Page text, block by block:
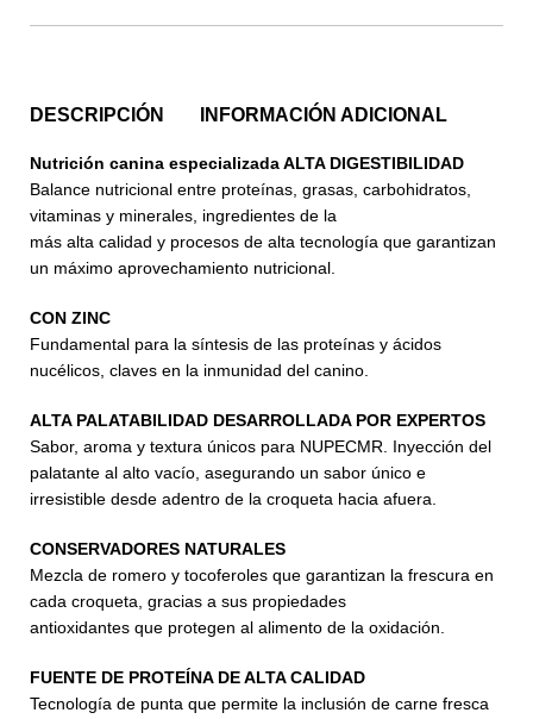
DESCRIPCIÓN INFORMACIÓN ADICIONAL
Nutrición canina especializada ALTA DIGESTIBILIDAD
Balance nutricional entre proteínas, grasas, carbohidratos,
vitaminas y minerales, ingredientes de la
más alta calidad y procesos de alta tecnología que garantizan
un máximo aprovechamiento nutricional.
CON ZINC
Fundamental para la síntesis de las proteínas y ácidos
nucélicos, claves en la inmunidad del canino.
ALTA PALATABILIDAD DESARROLLADA POR EXPERTOS
Sabor, aroma y textura únicos para NUPECMR. Inyección del
palatante al alto vacío, asegurando un sabor único e
irresistible desde adentro de la croqueta hacia afuera.
CONSERVADORES NATURALES
Mezcla de romero y tocoferoles que garantizan la frescura en
cada croqueta, gracias a sus propiedades
antioxidantes que protegen al alimento de la oxidación.
FUENTE DE PROTEÍNA DE ALTA CALIDAD
Tecnología de punta que permite la inclusión de carne fresca